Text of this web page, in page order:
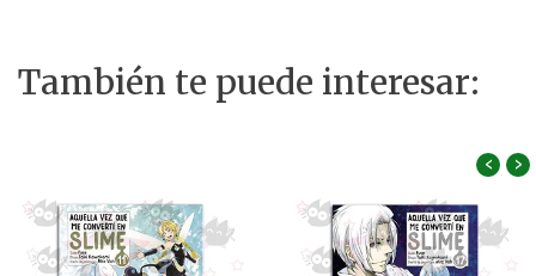
También te puede interesar:
‹ ›